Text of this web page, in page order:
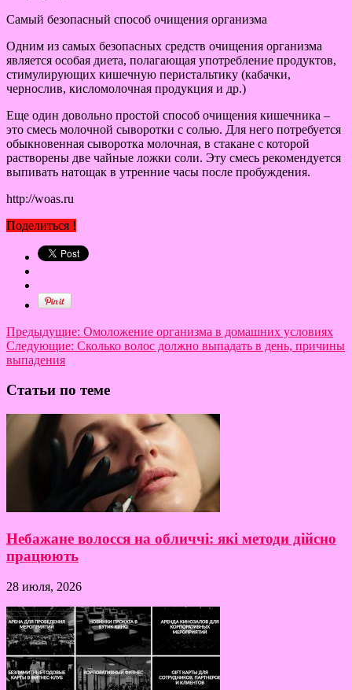
Самый безопасный способ очищения организма
Одним из самых безопасных средств очищения организма
является особая диета, полагающая употребление продуктов,
стимулирующих кишечную перистальтику (кабачки,
чернослив, кисломолочная продукция и др.)
Еще один довольно простой способ очищения кишечника –
это смесь молочной сыворотки с солью. Для него потребуется
обыкновенная сыворотка молочная, в стакане с которой
растворены две чайные ложки соли. Эту смесь рекомендуется
выпивать натощак в утренние часы после пробуждения.
http://woas.ru
Поделиться !
Предыдущие: Омоложение организма в домашних условиях
Следующие: Сколько волос должно выпадать в день, причины
выпадения
Статьи по теме
Небажане волосся на обличчі: які методи дійсно
працюють
28 июля, 2026